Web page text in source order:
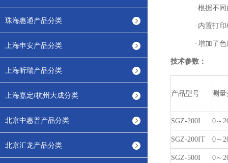
珠海惠通产品分类
上海申安产品分类
上海昕瑞产品分类
上海嘉定/杭州大成分类
北京中惠普产品分类
北京汇龙产品分类
· 根据不
· 内置打
· 增加了
技术参数：
产品型号 测量
SGZ-200I 0～
SGZ-200IT 0～
SGZ-500I 0～